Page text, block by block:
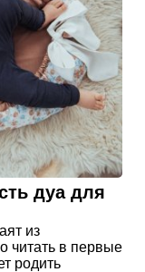
дуа для
из
читать в первые
родить